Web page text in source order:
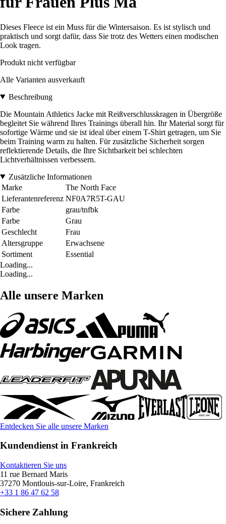
Dieses Fleece ist ein Muss für die Wintersaison. Es ist stylisch und
praktisch und sorgt dafür, dass Sie trotz des Wetters einen modischen
Look tragen.
Produkt nicht verfügbar
Alle Varianten ausverkauft
Beschreibung
Die Mountain Athletics Jacke mit Reißverschlusskragen in Übergröße
begleitet Sie während Ihres Trainings überall hin. Ihr Material sorgt für
sofortige Wärme und sie ist ideal über einem T-Shirt getragen, um Sie
beim Training warm zu halten. Für zusätzliche Sicherheit sorgen
reflektierende Details, die Ihre Sichtbarkeit bei schlechten
Lichtverhältnissen verbessern.
Zusätzliche Informationen
Marke
The North Face
Lieferantenreferenz NF0A7R5T-GAU
Farbe
grau/tnfbk
Farbe
Grau
Geschlecht
Frau
Altersgruppe
Erwachsene
Sortiment
Essential
Loading...
Loading...
Alle unsere Marken
Entdecken Sie alle unsere Marken
Kundendienst in Frankreich
Kontaktieren Sie uns
11 rue Bernard Maris
37270 Montlouis-sur-Loire, Frankreich
+33 1 86 47 62 58
Sichere Zahlung